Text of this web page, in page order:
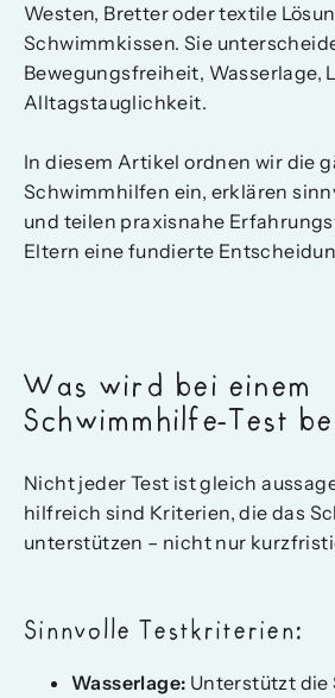
Westen, Bretter oder textile
Schwimmkissen. Sie
Bewegungsfreiheit, Wasserlage,
Alltagstauglichkeit.
In diesem Artikel ordnen wir die
Schwimmhilfen ein, erklären
und teilen praxisnahe
Eltern eine fundierte
Was wird bei einem
Schwimmhilfe-Test
Nicht jeder Test ist gleich
hilfreich sind Kriterien, die das
unterstützen – nicht nur
Sinnvolle Testkriterien:
Wasserlage: Unterstützt